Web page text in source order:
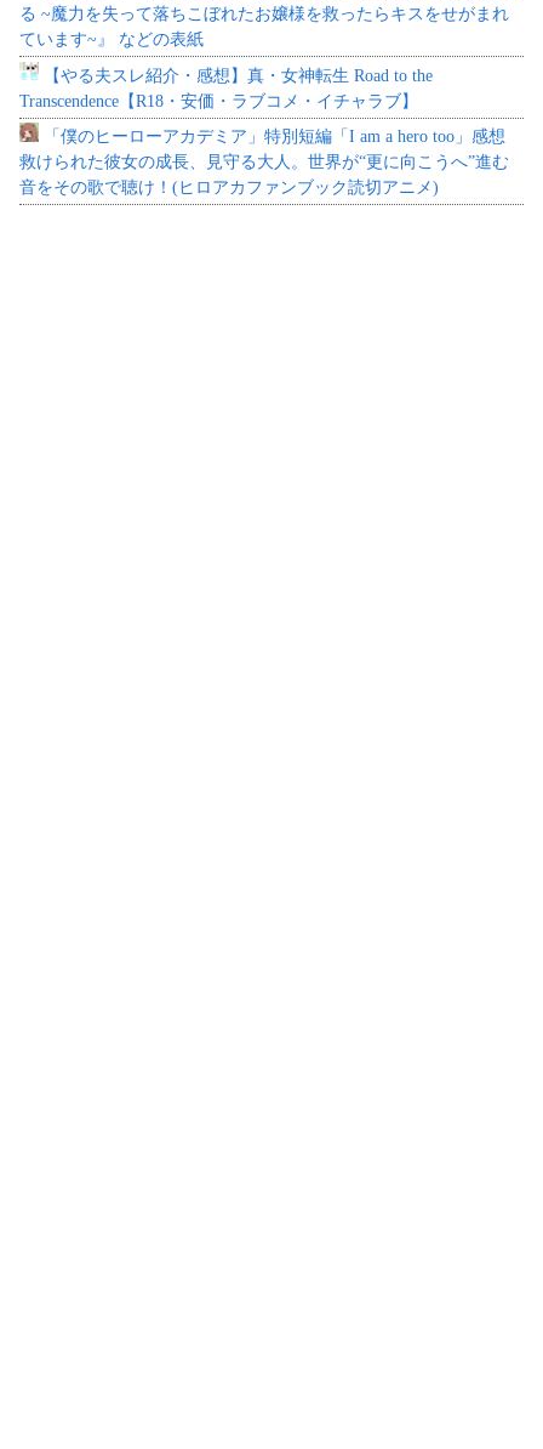
る ~魔力を失って落ちこぼれたお嬢様を救ったらキスをせがまれ
ています~』 などの表紙
【やる夫スレ紹介・感想】真・女神転生 Road to the
Transcendence【R18・安価・ラブコメ・イチャラブ】
「僕のヒーローアカデミア」特別短編「I am a hero too」感想
救けられた彼女の成長、見守る大人。世界が“更に向こうへ”進む
音をその歌で聴け！(ヒロアカファンブック読切アニメ)